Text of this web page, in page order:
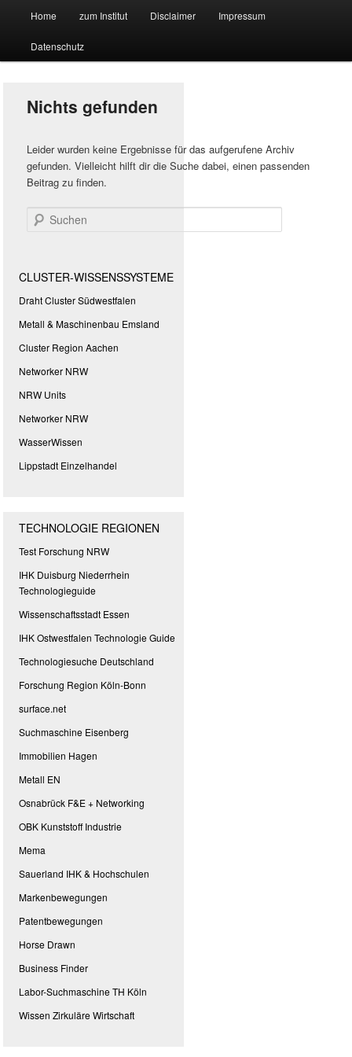
Suchmaschine Forschung und
Technologie
Zum
primären
springen
Zum
sekundären
springen
Home zum Institut Disclaimer Impressum
Datenschutz
Nichts gefunden
Leider wurden keine Ergebnisse für das aufgerufene Archiv
gefunden. Vielleicht hilft dir die Suche dabei, einen passenden
Beitrag zu finden.
Suchen
CLUSTER-WISSENSSYSTEME
Draht Cluster Südwestfalen
Metall & Maschinenbau Emsland
Cluster Region Aachen
Networker NRW
NRW Units
Networker NRW
WasserWissen
Lippstadt Einzelhandel
TECHNOLOGIE REGIONEN
Test Forschung NRW
IHK Duisburg Niederrhein
Technologieguide
Wissenschaftsstadt Essen
IHK Ostwestfalen Technologie Guide
Technologiesuche Deutschland
Forschung Region Köln-Bonn
surface.net
Suchmaschine Eisenberg
Immobilien Hagen
Metall EN
Osnabrück F&E + Networking
OBK Kunststoff Industrie
Mema
Sauerland IHK & Hochschulen
Markenbewegungen
Patentbewegungen
Horse Drawn
Business Finder
Labor-Suchmaschine TH Köln
Wissen Zirkuläre Wirtschaft